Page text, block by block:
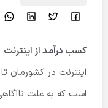
کسب درآمد از اینترنت
اینترنت در کشورمان
است که به علت ناآگاهی